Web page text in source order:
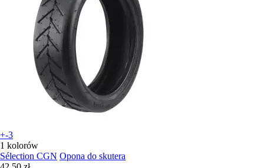
+-3
1 kolorów
Sélection CGN Opona do skutera